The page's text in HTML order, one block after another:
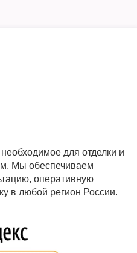
для отделки и
Мы обеспечиваем
оперативную
в любой регион России.